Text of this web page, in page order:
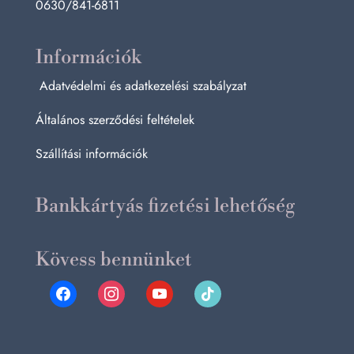
0630/841-6811
Információk
Adatvédelmi és adatkezelési szabályzat
Általános szerződési feltételek
Szállítási információk
Bankkártyás fizetési lehetőség
Kövess bennünket
facebookinstagramyoutube tiktok